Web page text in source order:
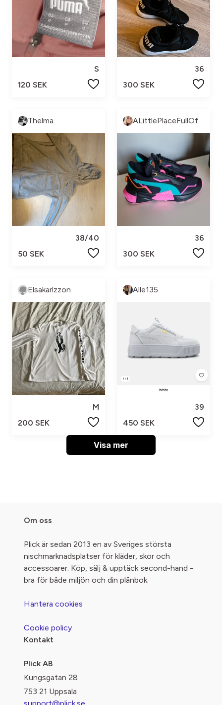
S
120 SEK
36
300 SEK
Thelma
38/40
50 SEK
ALittlePlaceFullOfSparkles
36
300 SEK
Elsakarlzzon
M
200 SEK
Alle135
39
450 SEK
Visa mer
Om oss
Plick är sedan 2013 en av Sveriges största
nischmarknadsplatser för kläder, skor och
accessoarer. Köp, sälj & upptäck second-hand -
bra för både miljön och din plånbok.
Hantera cookies
Cookie policy
Kontakt
Plick AB
Kungsgatan 28
753 21 Uppsala